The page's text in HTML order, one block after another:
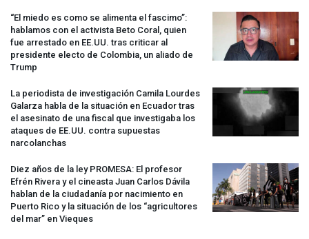
“El miedo es como se alimenta el fascimo”:
hablamos con el activista Beto Coral, quien
fue arrestado en EE.UU. tras criticar al
presidente electo de Colombia, un aliado de
Trump
La periodista de investigación Camila Lourdes
Galarza habla de la situación en Ecuador tras
el asesinato de una fiscal que investigaba los
ataques de EE.UU. contra supuestas
narcolanchas
Diez años de la ley PROMESA: El profesor
Efrén Rivera y el cineasta Juan Carlos Dávila
hablan de la ciudadanía por nacimiento en
Puerto Rico y la situación de los “agricultores
del mar” en Vieques